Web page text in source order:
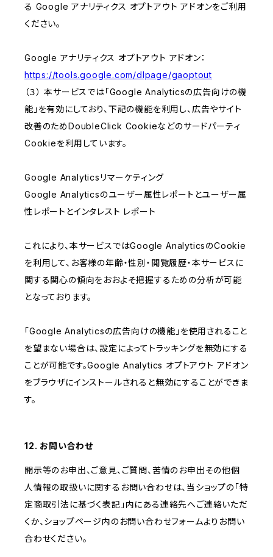
る Google アナリティクス オプトアウト アドオンをご利用
ください。
Google アナリティクス オプトアウト アドオン：
https://tools.google.com/dlpage/gaoptout
（３） 本サービスでは「Google Analyticsの広告向けの機
能」を有効にしており、下記の機能を利用し、広告やサイト
改善のためDoubleClick Cookieなどのサードパーティ
Cookieを利用しています。
Google Analyticsリマーケティング
Google Analyticsのユーザー属性レポートとユーザー属
性レポートとインタレスト レポート
これにより、本サービスではGoogle AnalyticsのCookie
を利用して、お客様の年齢・性別・閲覧履歴・本サービスに
関する関心の傾向をおおよそ把握するための分析が可能
となっております。
「Google Analyticsの広告向けの機能」を使用されること
を望まない場合は、設定によってトラッキングを無効にする
ことが可能です。Google Analytics オプトアウト アドオン
をブラウザにインストールされると無効にすることができま
す。
12. お問い合わせ
開示等のお申出、ご意見、ご質問、苦情のお申出その他個
人情報の取扱いに関するお問い合わせは、当ショップの「特
定商取引法に基づく表記」内にある連絡先へご連絡いただ
くか、ショップページ内のお問い合わせフォームよりお問い
合わせください。